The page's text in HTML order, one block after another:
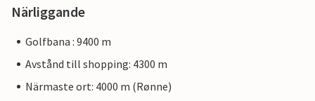
Närliggande
Golfbana : 9400 m
Avstånd till shopping: 4300 m
Närmaste ort: 4000 m (Rønne)